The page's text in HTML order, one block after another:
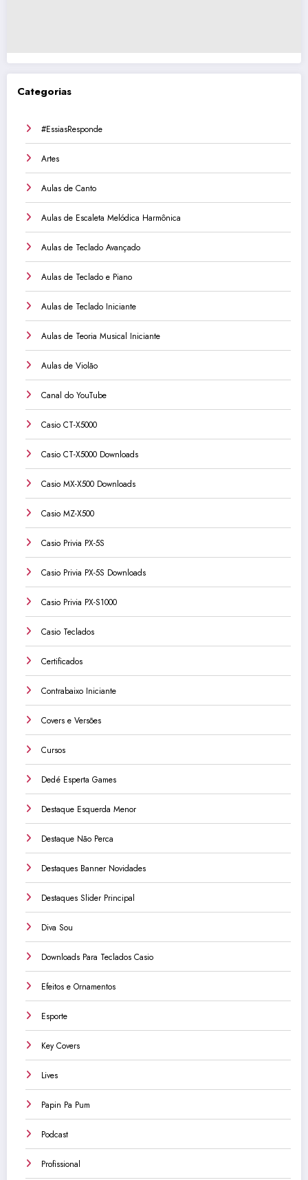
Categorias
#EssiasResponde
Artes
Aulas de Canto
Aulas de Escaleta Melódica Harmônica
Aulas de Teclado Avançado
Aulas de Teclado e Piano
Aulas de Teclado Iniciante
Aulas de Teoria Musical Iniciante
Aulas de Violão
Canal do YouTube
Casio CT-X5000
Casio CT-X5000 Downloads
Casio MX-X500 Downloads
Casio MZ-X500
Casio Privia PX-5S
Casio Privia PX-5S Downloads
Casio Privia PX-S1000
Casio Teclados
Certificados
Contrabaixo Iniciante
Covers e Versões
Cursos
Dedé Esperta Games
Destaque Esquerda Menor
Destaque Não Perca
Destaques Banner Novidades
Destaques Slider Principal
Diva Sou
Downloads Para Teclados Casio
Efeitos e Ornamentos
Esporte
Key Covers
Lives
Papin Pa Pum
Podcast
Profissional